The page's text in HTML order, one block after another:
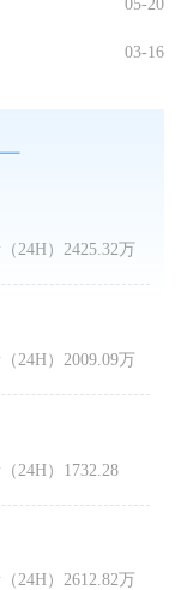
03-16
24H） 2425.32万
24H） 2009.09万
24H） 1732.28
24H）2612.82万